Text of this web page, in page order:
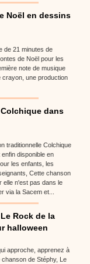
Noël en dessins
de 21 minutes de
de Noël pour les
note de musique
crayon, une production
dans
traditionnelle Colchique
disponible en
les enfants, les
Cette chanson
elle n'est pas dans le
via la Sacem et...
Rock de la
halloween
approche, apprenez à
de Stéphy, Le